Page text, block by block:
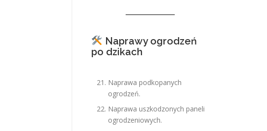
Naprawy ogrodzeń
po dzikach
Naprawa podkopanych
ogrodzeń.
Naprawa uszkodzonych paneli
ogrodzeniowych.